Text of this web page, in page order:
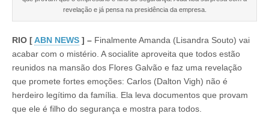
Carlos
é
bastardo
o
caos
instala
na
dos
Flores
revelação e já pensa na presidência da empresa.
RIO [ABN NEWS ] – Finalmente Amanda (Lisandra Souto) vai
acabar com o mistério. A socialite aproveita que todos estão
reunidos na mansão dos Flores Galvão e faz uma revelação
que promete fortes emoções: Carlos (Dalton Vigh) não é
herdeiro legítimo da família. Ela leva documentos que provam
que ele é filho do segurança e mostra para todos.